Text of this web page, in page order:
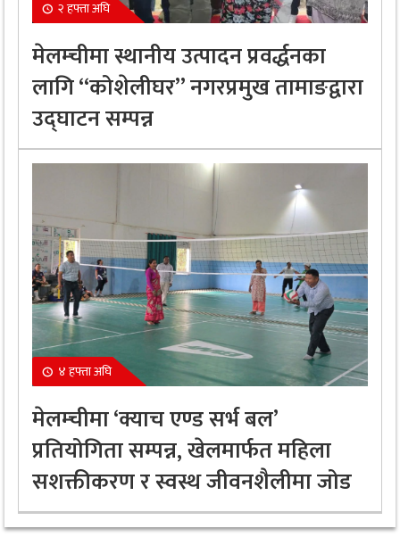
२ हफ्ता अघि
मेलम्चीमा स्थानीय उत्पादन प्रवर्द्धनका
लागि “कोशेलीघर” नगरप्रमुख तामाङद्वारा
उद्घाटन सम्पन्न
४ हफ्ता अघि
मेलम्चीमा ‘क्याच एण्ड सर्भ बल’
प्रतियोगिता सम्पन्न, खेलमार्फत महिला
सशक्तीकरण र स्वस्थ जीवनशैलीमा जोड